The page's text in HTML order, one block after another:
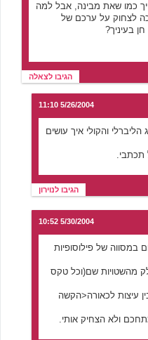
כמו שאת מבינה, אבל למה
לצחוק על ערכם של
בעיניך?
הגיבו לצאלה
5/26/2004 11:10
והקולי איך עושים
תכתבי.
הגיבו לנוירון
5/30/2004 10:52
במסווה של פילוסופיות
מהשטויות שם(וכל טקס
עיצות לכאורה<הקשה
ולא הצחיק אותי.